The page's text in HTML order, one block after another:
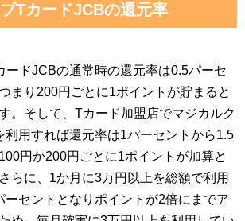
TカードJCBの還元率
ードJCBの通常時の還元率は0.5パーセ
まり200円ごとに1ポイントが貯まると
。そして、Tカード加盟店でマジカルク
利用すれば還元率は1パーセントから1.5
円か200円ごとに1ポイントが加算と
らに、1か月に3万円以上を総額で利用
ーセントとなりポイントが2倍にまでア